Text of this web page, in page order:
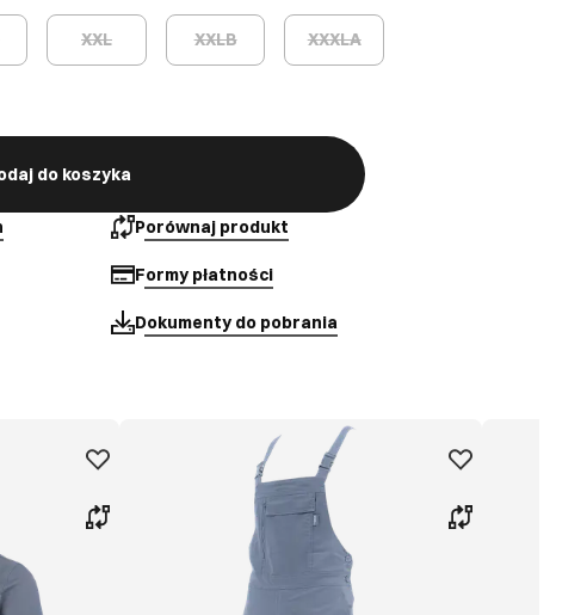
XXL XXLB XXXLA
do koszyka
Porównaj produkt
Formy płatności
Dokumenty do pobrania